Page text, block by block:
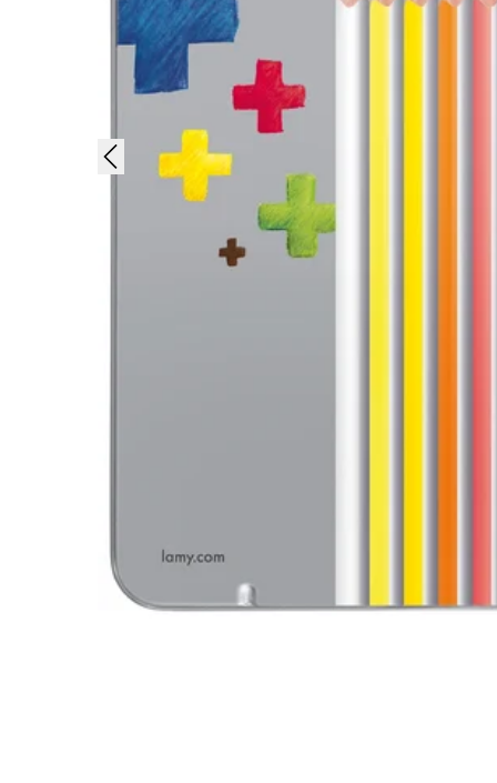
Accessoires et pièces de rechange
Encres / effaceurs d'encre
Pièces de rechange
Taille de plume
LAMY x Kunstpalast
Lettering Workshop
Écriture créative